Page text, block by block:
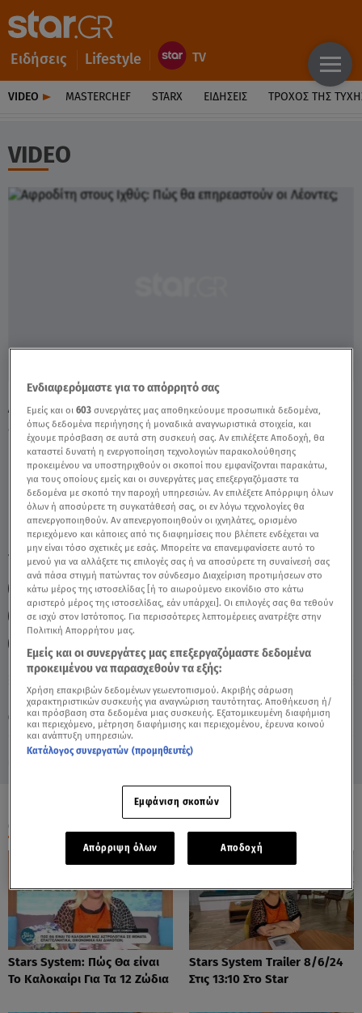
Ειδήσεις Lifestyle
VIDEO MASTERCHEF STARX ΕΙΔΉΣΕΙΣ ΤΡΟΧΌΣ ΤΗΣ
VIDEO
Παρασκευή 7 Αυγούστου 2026
28.01.23, 17:22 ΖΩΔΙΑ
Αφροδίτη στους Ιχθύς: Πώς θα
επηρεαστούν οι Λέοντες; - Video
TAGS: STARS SYSTEM ΑΦΡΟΔΙΤΗ ΛΕΩΝ ΖΩΔΙΑ
ΖΩΔΙΑ ΑΣΗ ΜΠΗΛΙΟΥ
ΑΣΗ ΜΠΗΛΙΟΥ
ΑΣΤΡΟΛΟΓΙΚΕΣ ΠΡΟΒΛΕΨΕΙΣ
ΖΩΔΙΑ ΣΗΜΕΡΑ
ΗΜΕΡΗΣΙΕΣ ΠΡΟΒΛΕΨΕΙΣ
STARS SYSTEM 28/1/23
ΟΛΑ ΤΑ ΒΙΝΤΕΟ
Stars System: Πώς Θα είναι
Το Καλοκαίρι Για Τα 12 Ζώδια
Stars System Trailer 8/6/24
Στις 13:10 Στο Star
Ενδιαφερόμαστε για το απόρρητό σας
Εμείς και οι603 συνεργάτες μας αποθηκεύουμε προσωπικά δεδομένα,
όπως δεδομένα περιήγησης ή μοναδικά αναγνωριστικά στοιχεία, και
έχουμε πρόσβαση σε αυτά στη συσκευή σας. Αν επιλέξετε Αποδοχή, θα
καταστεί δυνατή η ενεργοποίηση τεχνολογιών παρακολούθησης
προκειμένου να υποστηριχθούν οι σκοποί που εμφανίζονται παρακάτω,
για τους οποίους εμείς και οι συνεργάτες μας επεξεργαζόμαστε τα
δεδομένα με σκοπό την παροχή υπηρεσιών. Αν επιλέξετε Απόρριψη όλων
όλων ή αποσύρετε τη συγκατάθεσή σας, οι εν λόγω τεχνολογίες θα
απενεργοποιηθούν. Αν απενεργοποιηθούν οι ιχνηλάτες, ορισμένο
περιεχόμενο και κάποιες από τις διαφημίσεις που βλέπετε ενδέχεται να
μην είναι τόσο σχετικές με εσάς. Μπορείτε να επανεμφανίσετε αυτό το
μενού για να αλλάξετε τις επιλογές σας ή να αποσύρετε τη συναίνεσή σας
ανά πάσα στιγμή πατώντας τον σύνδεσμο Διαχείριση προτιμήσεων στο
κάτω μέρος της ιστοσελίδας [ή το αιωρούμενο εικονίδιο στο κάτω
αριστερό μέρος της ιστοσελίδας, εάν υπάρχει]. Οι επιλογές σας θα τεθούν
σε ισχύ στον Ιστότοπος. Για περισσότερες λεπτομέρειες ανατρέξτε στην
Πολιτική Απορρήτου μας.
Εμείς και οι συνεργάτες μας επεξεργαζόμαστε δεδομένα
προκειμένου να παρασχεθούν τα εξής:
Χρήση επακριβών δεδομένων γεωεντοπισμού. Ακριβής σάρωση
χαρακτηριστικών συσκευής για αναγνώριση ταυτότητας. Αποθήκευση ή/
και πρόσβαση στα δεδομένα μιας συσκευής. Εξατομικευμένη διαφήμιση
και περιεχόμενο, μέτρηση διαφήμισης και περιεχομένου, έρευνα κοινού
και ανάπτυξη υπηρεσιών.
Κατάλογος συνεργατών (προμηθευτές)
Εμφάνιση σκοπών
Απόρριψη όλων Αποδοχή